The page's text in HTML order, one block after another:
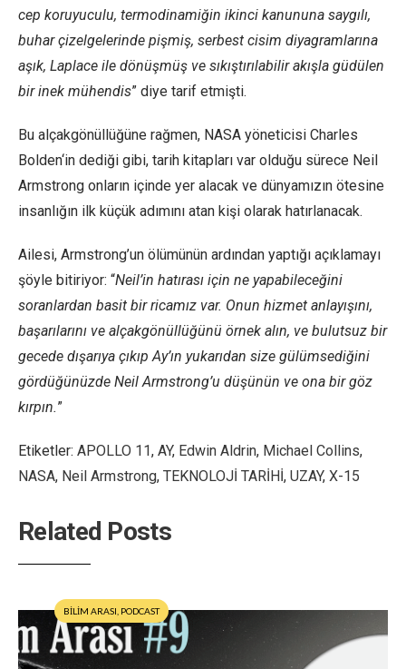
cep koruyuculu, termodinamiğin ikinci kanununa saygılı,
buhar çizelgelerinde pişmiş, serbest cisim diyagramlarına
aşık, Laplace ile dönüşmüş ve sıkıştırılabilir akışla güdülen
bir inek mühendis” diye tarif etmişti.
Bu alçakgönüllüğüne rağmen, NASA yöneticisi Charles
Bolden‘in dediği gibi, tarih kitapları var olduğu sürece Neil
Armstrong onların içinde yer alacak ve dünyamızın ötesine
insanlığın ilk küçük adımını atan kişi olarak hatırlanacak.
Ailesi, Armstrong’un ölümünün ardından yaptığı açıklamayı
şöyle bitiriyor: “Neil’in hatırası için ne yapabileceğini
soranlardan basit bir ricamız var. Onun hizmet anlayışını,
başarılarını ve alçakgönüllüğünü örnek alın, ve bulutsuz bir
gecede dışarıya çıkıp Ay’ın yukarıdan size gülümsediğini
gördüğünüzde Neil Armstrong’u düşünün ve ona bir göz
kırpın.”
Etiketler: APOLLO 11, AY, Edwin Aldrin, Michael Collins,
NASA, Neil Armstrong, TEKNOLOJİ TARİHİ, UZAY, X-15
Related Posts
BİLİM ARASI PODCAST